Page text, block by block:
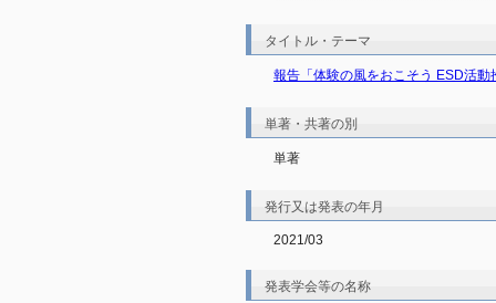
タイトル・テーマ
報告「体験の風をおこそう ESD活
単著・共著の別
単著
発行又は発表の年月
2021/03
発表学会等の名称